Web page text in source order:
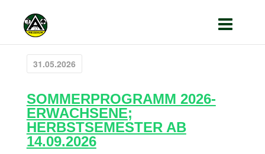
SOMMERPROGRAMM 2026-
ERWACHSENE;
HERBSTSEMESTER AB
14.09.2026
31.05.2026